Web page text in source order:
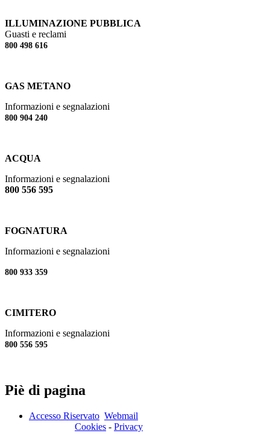
ILLUMINAZIONE PUBBLICA
Guasti e reclami
800 498 616
GAS METANO
Informazioni e segnalazioni
800 904 240
ACQUA
Informazioni e segnalazioni
800 556 595
FOGNATURA
Informazioni e segnalazioni
800 933 359
CIMITERO
Informazioni e segnalazioni
800 556 595
Piè di pagina
Accesso Riservato Webmail
Cookies - Privacy